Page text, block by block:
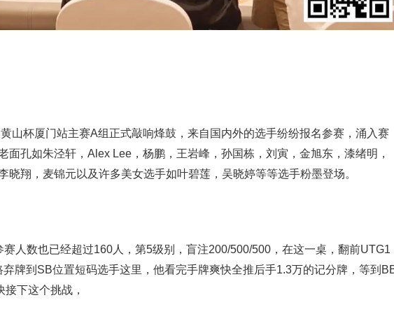
山杯厦门站主赛A组正式敲响烽鼓，来自国内外的选手纷纷报名参赛，涌入赛
面孔如朱泾轩，Alex Lee，杨鹏，王岩峰，孙国栋，刘寅，金旭东，漆绪明，
晓翔，麦锦元以及许多美女选手如叶碧莲，吴晓婷等等选手粉墨登场。
人数也已经超过160人，第5级别，盲注200/500/500，在这一桌，翻前UTG1
牌到SB位置短码选手这里，他看完手牌爽快全推后手1.3万的记分牌，等到
下这个挑战，